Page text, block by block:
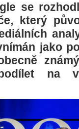
se
který
jako
na